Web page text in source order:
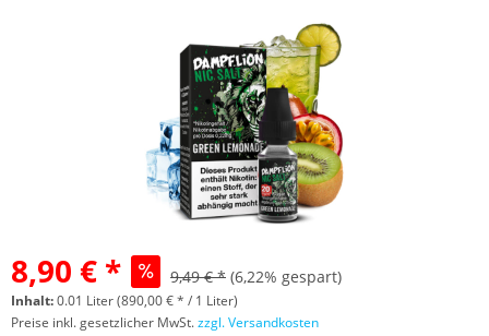
8,90 € * 9,49 € * (6,22% gespart)
Inhalt:0.01 Liter (890,00 € * / 1 Liter)
Preise inkl. gesetzlicher MwSt.zzgl. Versandkosten